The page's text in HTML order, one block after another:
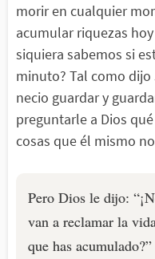
morir en cualquier
acumular riquezas
siquiera sabemos si
minuto? Tal como dijo
necio guardar y
preguntarle a Dios
cosas que él mismo
Pero Dios le dijo:
van a reclamar la
que has acumulado?”